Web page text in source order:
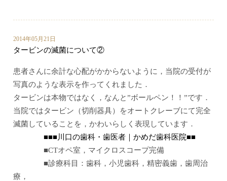
2014年05月21日
タービンの滅菌について②
患者さんに余計な心配がかからないように，当院の受付が
写真のような表示を作ってくれました．
タービンは本物ではなく，なんと”ボールペン！！”です．
当院ではタービン（切削器具）をオートクレーブにて完全
滅菌していることを，かわいらしく表現しています．
■■■川口の歯科・歯医者｜かめだ歯科医院■■
■CTオペ室，マイクロスコープ完備
■診療科目：歯科，小児歯科，精密義歯，歯周治
療，